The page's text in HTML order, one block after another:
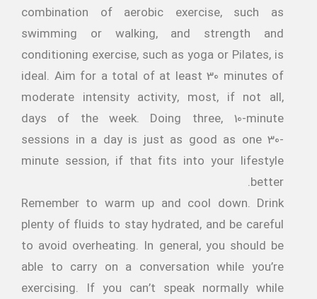
combination of aerobic exercise, such as
swimming or walking, and strength and
conditioning exercise, such as yoga or Pilates, is
ideal. Aim for a total of at least 30 minutes of
moderate intensity activity, most, if not all,
days of the week. Doing three, 10-minute
sessions in a day is just as good as one 30-
minute session, if that fits into your lifestyle
better.
Remember to warm up and cool down. Drink
plenty of fluids to stay hydrated, and be careful
to avoid overheating. In general, you should be
able to carry on a conversation while you’re
exercising. If you can’t speak normally while